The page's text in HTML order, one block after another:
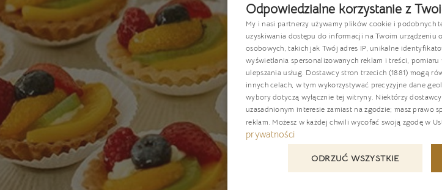
Odpowiedzialne korzystanie z
My i nasi partnerzy używamy plików cookie i podobnych
uzyskiwania dostępu do informacji na Twoim urządzeniu
osobowych, takich jak Twój adres IP, unikalne
wyświetlania spersonalizowanych reklam i treści,
ulepszania usług. Dostawcy stron trzecich (1881) mogą
innych celach, w tym wykorzystywać precyzyjne dane
wybory dotyczą wyłącznie tej witryny. Niektórzy
uzasadnionym interesie zamiast na zgodzie; masz prawo
reklam . Możesz w każdej chwili wycofać swoją zgodę w
prywatności
ODRZUĆ WSZYSTKIE